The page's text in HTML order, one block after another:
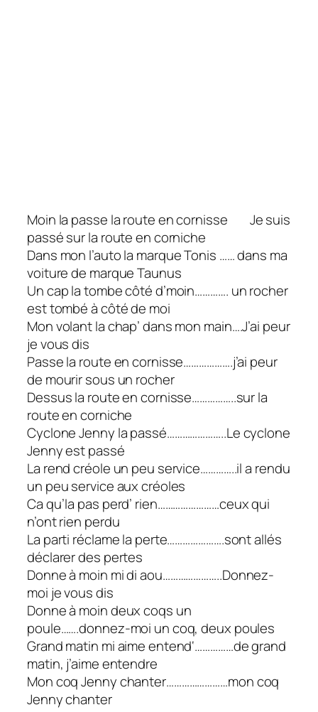
Moin la passe la route en cornisse Je suis
passé sur la route en corniche
Dans mon l’auto la marque Tonis …… dans ma
voiture de marque Taunus
Un cap la tombe côté d’moin…………. un rocher
est tombé à côté de moi
Mon volant la chap’ dans mon main….J’ai peur
je vous dis
Passe la route en cornisse……………….j’ai peur
de mourir sous un rocher
Dessus la route en cornisse……………..sur la
route en corniche
Cyclone Jenny la passé…………………..Le cyclone
Jenny est passé
La rend créole un peu service…………..il a rendu
un peu service aux créoles
Ca qu’la pas perd’ rien……………………ceux qui
n’ont rien perdu
La parti réclame la perte………………….sont allés
déclarer des pertes
Donne à moin mi di aou…………………..Donnez-
moi je vous dis
Donne à moin deux coqs un
poule…….donnez-moi un coq, deux poules
Grand matin mi aime entend‘……………de grand
matin, j’aime entendre
Mon coq Jenny chanter……………………mon coq
Jenny chanter